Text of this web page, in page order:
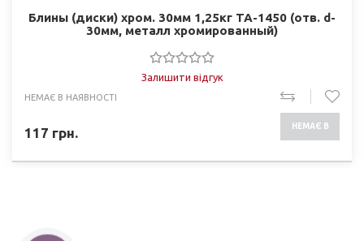
Блины (диски) хром. 30мм 1,25кг ТА-1450 (отв. d-
30мм, металл хромированный)
Залишити відгук
НЕМАЄ В НАЯВНОСТІ
117 грн. НЕМАЄ В